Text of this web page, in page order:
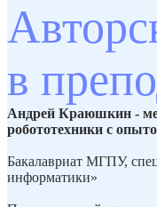
в
Андрей Краюшкин -
робототехники с
Бакалавриат МГПУ,
информатики»